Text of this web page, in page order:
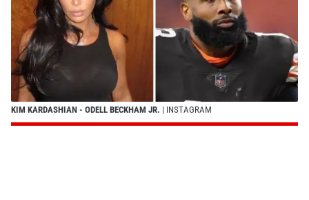
KIM KARDASHIAN - ODELL BECKHAM JR. | INSTAGRAM